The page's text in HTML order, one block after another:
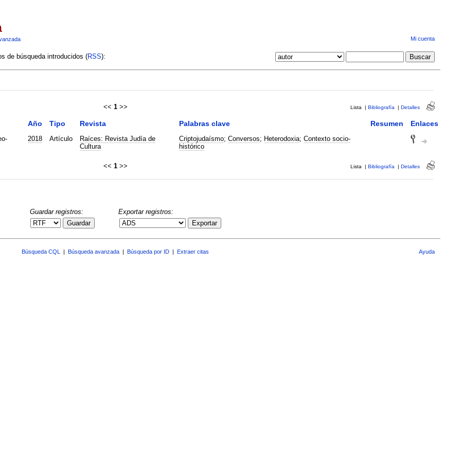
Mi cuenta
de búsqueda introducidos (RSS):
<< 1 >> Lista | Bibliografía | Detalles
Año Tipo Revista Palabras clave Resumen Enlaces
2018 Artículo
Raíces: Revista Judía de
Cultura
Criptojudaísmo; Conversos; Heterodoxia; Contexto socio-
histórico
<< 1 >> Lista | Bibliografía | Detalles
Guardar registros:
Guardar
Exportar registros:
Exportar
Búsqueda CQL Búsqueda avanzada Búsqueda por ID Extraer citas Ayuda